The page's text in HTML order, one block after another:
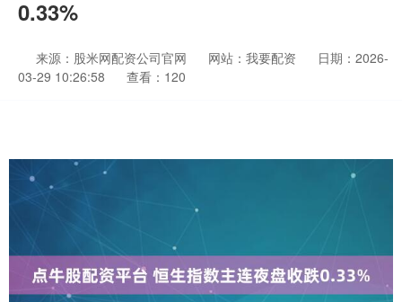
0.33%
来源：股米网配资公司官网 网站：我要配资
日期：2026-
03-29 10:26:58
查看：120